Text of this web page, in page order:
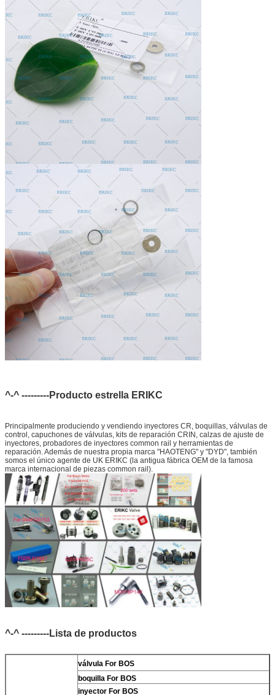
^-^ ---------Producto estrella ERIKC
Principalmente produciendo y vendiendo inyectores CR, boquillas, válvulas de
control, capuchones de válvulas, kits de reparación CRIN, calzas de ajuste de
inyectores, probadores de inyectores common rail y herramientas de
reparación. Además de nuestra propia marca "HAOTENG" y "DYD", también
somos el único agente de UK ERIKC (la antigua fábrica OEM de la famosa
marca internacional de piezas common rail).
^-^ ---------Lista de productos
válvula For BOS
boquilla For BOS
inyector For BOS